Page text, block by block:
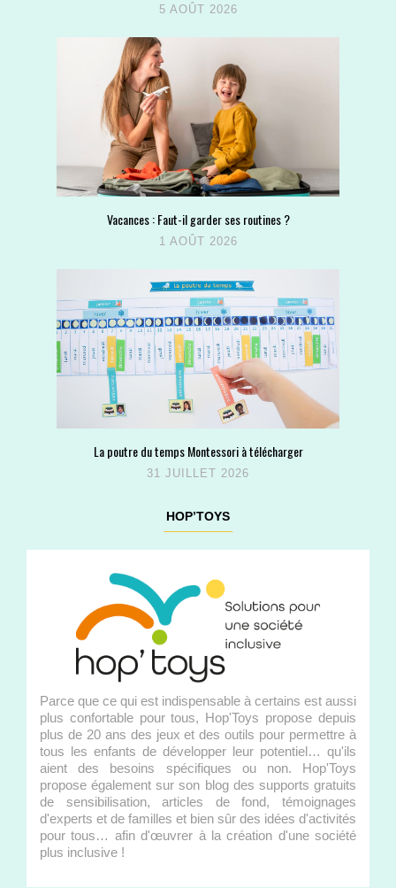
5 AOÛT 2026
Vacances : Faut-il garder ses routines ?
1 AOÛT 2026
La poutre du temps Montessori à télécharger
31 JUILLET 2026
HOP’TOYS
Parce que ce qui est indispensable à certains est aussi
plus confortable pour tous, Hop'Toys propose depuis
plus de 20 ans des jeux et des outils pour permettre à
tous les enfants de développer leur potentiel… qu'ils
aient des besoins spécifiques ou non. Hop'Toys
propose également sur son blog des supports gratuits
de sensibilisation, articles de fond, témoignages
d'experts et de familles et bien sûr des idées d'activités
pour tous… afin d'œuvrer à la création d'une société
plus inclusive !